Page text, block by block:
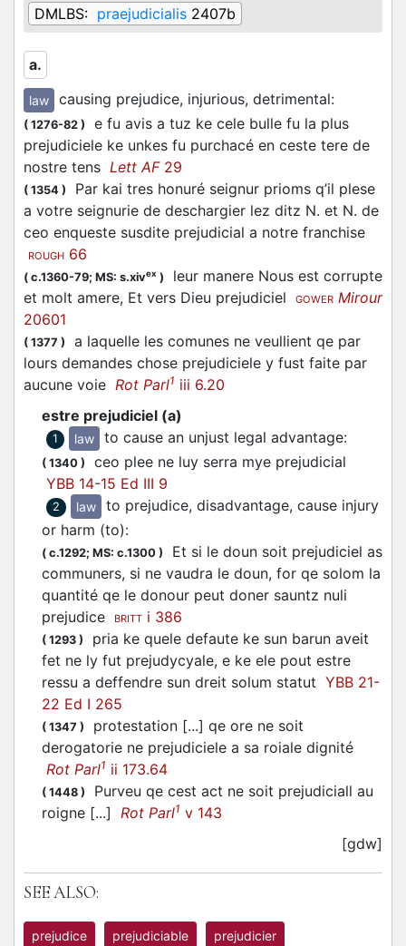
DMLBS: praejudicialis 2407b
a.
law causing prejudice, injurious, detrimental:
( 1276-82 )
e fu avis a tuz ke cele bulle fu la plus
prejudiciele ke unkes fu purchacé en ceste tere de
nostre tens Lett AF29
( 1354 )
Par kai tres honuré seignur prioms q’il plese
a votre seignurie de deschargier lez ditz N. et N. de
ceo enqueste susdite prejudicial a notre franchise
ROUGH 66
( c.1360-79; MS: s.xivex )
leur manere Nous est corrupte
et molt amere, Et vers Dieu prejudiciel
GOWER Mirour
20601
( 1377 )
a laquelle les comunes ne veullient qe par
lours demandes chose prejudiciele y fust faite par
aucune voie Rot Parl1 iii 6.20
estre prejudiciel (a)
1 law to cause an unjust legal advantage:
( 1340 )
ceo plee ne luy serra mye prejudicial
YBB 14-15 Ed III 9
2 law
to prejudice, disadvantage, cause injury
or harm (to):
( c.1292; MS: c.1300 )
Et si le doun soit prejudiciel as
communers, si ne vaudra le doun, for qe solom la
quantité qe le donour peut doner sauntz nuli
prejudice
BRITT i 386
( 1293 )
pria ke quele defaute ke sun barun aveit
fet ne ly fut prejudycyale, e ke ele pout estre
ressu a deffendre sun dreit solum statut YBB 21-
22 Ed I 265
( 1347 )
protestation [...] qe ore ne soit
derogatorie ne prejudiciele a sa roiale dignité
Rot Parl1 ii 173.64
( 1448 )
Purveu qe cest act ne soit prejudiciall au
roigne [...] Rot Parl1 v 143
[gdw]
SEE ALSO:
prejudice prejudiciable prejudicier